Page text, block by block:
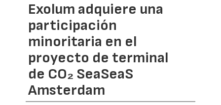
Exolum adquiere una
participación
minoritaria en el
proyecto de terminal
de CO₂ SeaSeaS
Amsterdam